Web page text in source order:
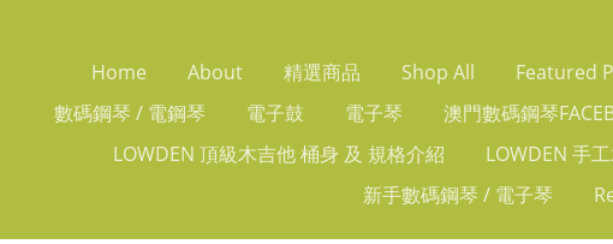
Home About 精選商品 Shop All Featured
數碼鋼琴 / 電鋼琴
電子鼓 電子琴 澳門數碼鋼琴
LOWDEN 頂級木吉他 桶身 及 規格介紹
LOWDEN 手
新手數碼鋼琴 / 電子琴